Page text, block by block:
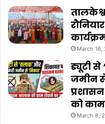
March 16,
ड्यूटी से
जमीन से
को
March 8,